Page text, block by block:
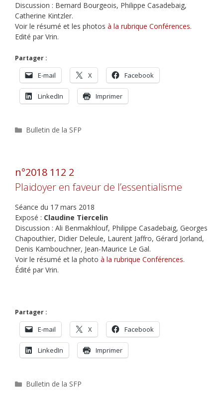
Discussion : Bernard Bourgeois, Philippe Casadebaig,
Catherine Kintzler.
Voir le résumé et les photos à la rubrique Conférences.
Edité par Vrin.
Partager :
E-mail X Facebook
LinkedIn Imprimer
Catégories
Bulletin de la SFP
n°2018 112 2
Plaidoyer en faveur de l’essentialisme
Séance du 17 mars 2018
Exposé : Claudine Tiercelin
Discussion : Ali Benmakhlouf, Philippe Casadebaig, Georges
Chapouthier, Didier Deleule, Laurent Jaffro, Gérard Jorland,
Denis Kambouchner, Jean-Maurice Le Gal.
Voir le résumé et la photo à la rubrique Conférences.
Édité par Vrin.
Partager :
E-mail X Facebook
LinkedIn Imprimer
Catégories
Bulletin de la SFP